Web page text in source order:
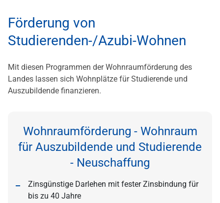
Förderung von
Studierenden-/Azubi-Wohnen
Mit diesen Programmen der Wohnraumförderung des
Landes lassen sich Wohnplätze für Studierende und
Auszubildende finanzieren.
Wohnraumförderung - Wohnraum
für Auszubildende und Studierende
- Neuschaffung
Zinsgünstige Darlehen mit fester Zinsbindung für
bis zu 40 Jahre